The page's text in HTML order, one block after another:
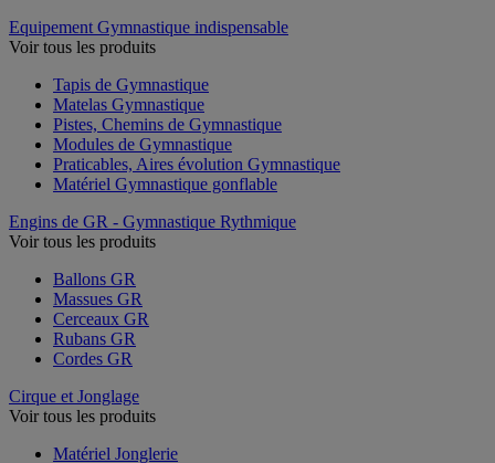
Equipement Gymnastique indispensable
Voir tous les produits
Tapis de Gymnastique
Matelas Gymnastique
Pistes, Chemins de Gymnastique
Modules de Gymnastique
Praticables, Aires évolution Gymnastique
Matériel Gymnastique gonflable
Engins de GR - Gymnastique Rythmique
Voir tous les produits
Ballons GR
Massues GR
Cerceaux GR
Rubans GR
Cordes GR
Cirque et Jonglage
Voir tous les produits
Matériel Jonglerie